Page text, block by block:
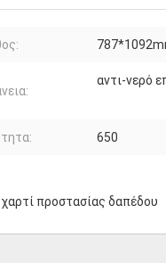
αντι-νερό
650
προστασίας δαπέδου